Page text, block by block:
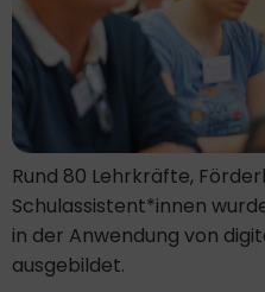
Rund 80 Lehrkräfte,
Schulassistent*innen
in der Anwendung von
ausgebildet.